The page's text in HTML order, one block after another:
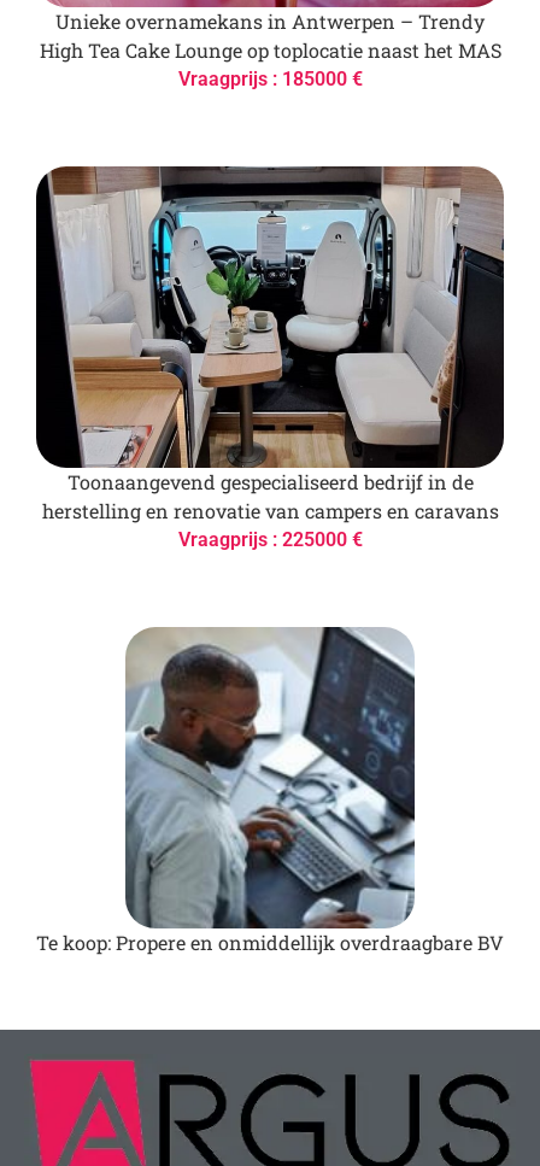
Unieke overnamekans in Antwerpen – Trendy
High Tea Cake Lounge op toplocatie naast het MAS
Vraagprijs : 185000 €
Toonaangevend gespecialiseerd bedrijf in de
herstelling en renovatie van campers en caravans
Vraagprijs : 225000 €
Te koop: Propere en onmiddellijk overdraagbare BV